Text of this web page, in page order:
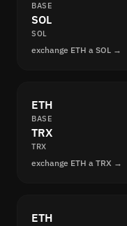
BASE
SOL
SOL
exchange ETH a SOL →
ETH
BASE
TRX
TRX
exchange ETH a TRX →
ETH